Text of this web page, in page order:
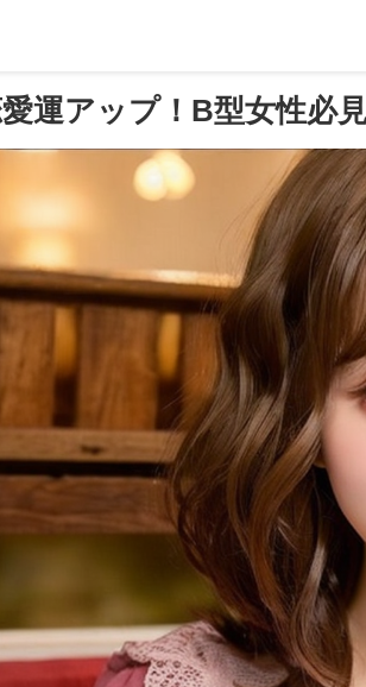
運アップ！B型女性必